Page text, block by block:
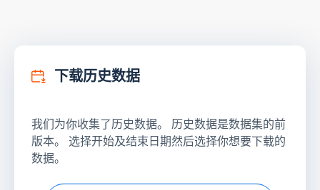
下载历史数据
我们为你收集了历史数据。 历史数据是数据集的前
版本。 选择开始及结束日期然后选择你想要下载的
数据。